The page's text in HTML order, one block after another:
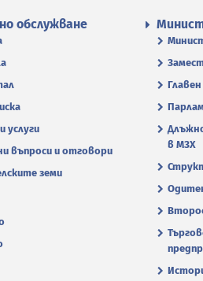
обслужване
услуги
въпроси и отговори
земи
в МЗХ